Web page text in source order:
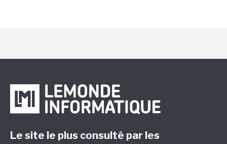
Le site le plus consulté par les